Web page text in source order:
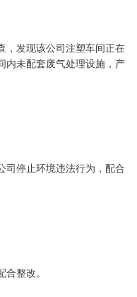
，发现该公司注塑车间正在
内未配套废气处理设施，产
司停止环境违法行为，配合
整改。